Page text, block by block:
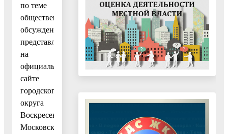
по теме
общественных
обсуждений
представлены
на
официальном
сайте
городского
округа
Воскресенск
Московской